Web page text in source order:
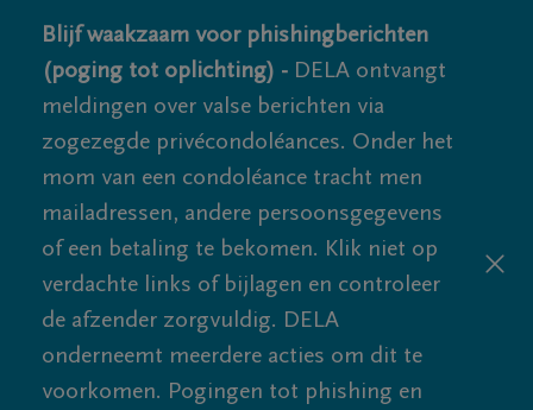
Blijf waakzaam voor phishingberichten
(poging tot oplichting) - DELA ontvangt
meldingen over valse berichten via
zogezegde privécondoléances. Onder het
mom van een condoléance tracht men
mailadressen, andere persoonsgegevens
of een betaling te bekomen. Klik niet op
verdachte links of bijlagen en controleer
de afzender zorgvuldig. DELA
onderneemt meerdere acties om dit te
voorkomen. Pogingen tot phishing en